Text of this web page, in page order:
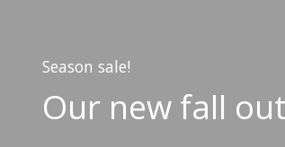
Season sale!
Our new fall